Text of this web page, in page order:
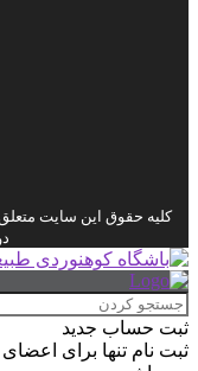
کلیه حقوق این سایت
ثبت حساب جدید
ثبت نام تنها برای